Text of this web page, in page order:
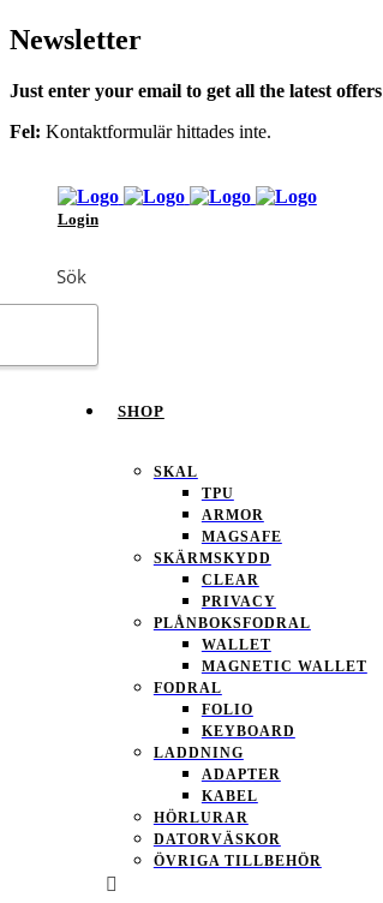
Newsletter
Just enter your email to get all the latest offers
Fel: Kontaktformulär hittades inte.
Login
Sök
SHOP
SKAL
TPU
ARMOR
MAGSAFE
SKÄRMSKYDD
CLEAR
PRIVACY
PLÅNBOKSFODRAL
WALLET
MAGNETIC WALLET
FODRAL
FOLIO
KEYBOARD
LADDNING
ADAPTER
KABEL
HÖRLURAR
DATORVÄSKOR
ÖVRIGA TILLBEHÖR